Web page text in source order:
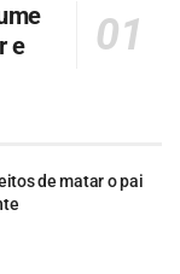
e
de matar o pai